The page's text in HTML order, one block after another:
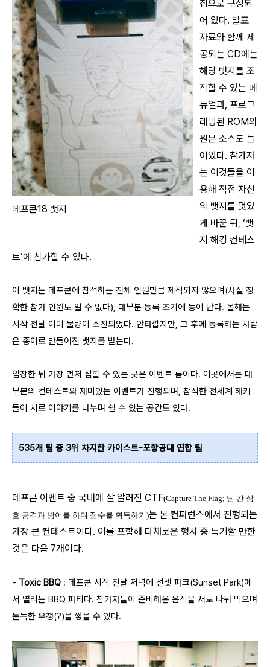
데프콘18 뱃지
칩으로 구성되
어 있다. 발표
자료와 함께 제
공되는 CD에는
해당 뱃지를 조
작할 수 있는 메
뉴얼과, 프로그
래밍된 ROM의
원본 소스도 들
어있다. 참가자
는 이것들을 이
용해 직접 자신
의 뱃지를 멋있
게 바꾼 뒤, ‘뱃
지 해킹 컨테스
트’에 참가할 수 있다.
이 뱃지는 데프콘에 참석하는 전체 인원만큼 제작되지 않으며(사실 정
확한 참가 인원도 알 수 없다), 대부분 등록 초기에 동이 난다. 올해는
시작 전날 이미 물량이 소진되었다. 안타깝지만, 그 후에 등록하는 사람
은 종이로 만들어진 뱃지를 받는다.
입장한 뒤 가장 먼저 접할 수 있는 곳은 이벤트 룸이다. 이곳에서는 대
부분의 컨테스트와 재미있는 이벤트가 진행되며, 참석한 전세계 해커
들이 서로 이야기를 나누며 쉴 수 있는 공간도 있다.
535개 팀 중 3위 차지한 카이스트-포항공대 연합 팀
데프콘 이벤트 중 국내에 잘 알려진 CTF(Capture The Flag; 팀 간 상
호 공격과 방어를 하며 점수를 획득하기)는 본 컨퍼런스에서 진행되는
가장 큰 컨테스트이다. 이를 포함해 다채로운 행사 중 특기할 만한
것은 다음 7개이다.
- Toxic BBQ : 데프콘 시작 전날 저녁에 선셋 파크(Sunset Park)에
서 열리는 BBQ 파티다. 참가자들이 준비해온 음식을 서로 나눠 먹으며
돈독한 우정(?)을 쌓을 수 있다.